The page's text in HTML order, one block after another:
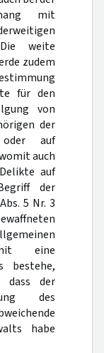
mit
weite
zudem
für den
von
der
oder auf
auch
auf
der
5 Nr. 3
eine
bestehe,
dass der
des
habe